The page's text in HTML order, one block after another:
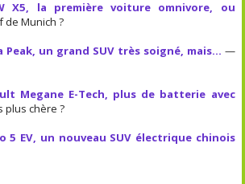
X5, la première voiture omnivore, ou
Munich ?
Peak, un grand SUV très soigné, mais... —
Megane E-Tech, plus de batterie avec
plus chère ?
5 EV, un nouveau SUV électrique chinois